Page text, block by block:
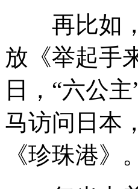
再比如，
放《举起手
日，“六公
马访问日本
《珍珠港》。